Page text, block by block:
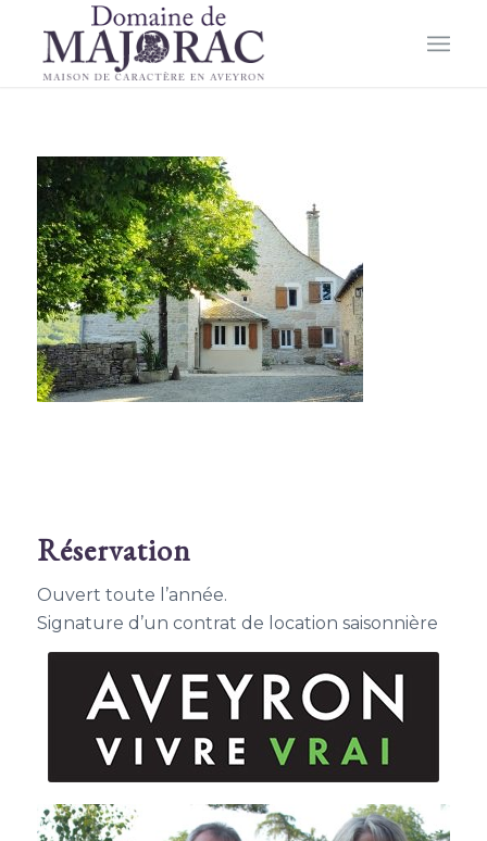
Réservation
Ouvert toute l’année.
Signa­ture d’un contrat de loca­tion saisonnière